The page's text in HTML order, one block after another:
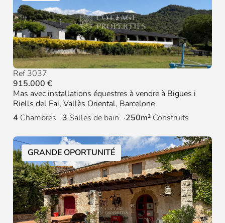
Ref 3037
915.000 €
Mas avec installations équestres à vendre à Bigues i
Riells del Fai, Vallès Oriental, Barcelone
4 Chambres 3 Salles de bain 250m² Construits
GRANDE OPORTUNITÉ